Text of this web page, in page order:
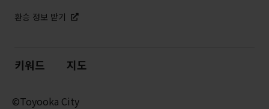
환승 정보 받기
키워드 지도
©Toyooka City